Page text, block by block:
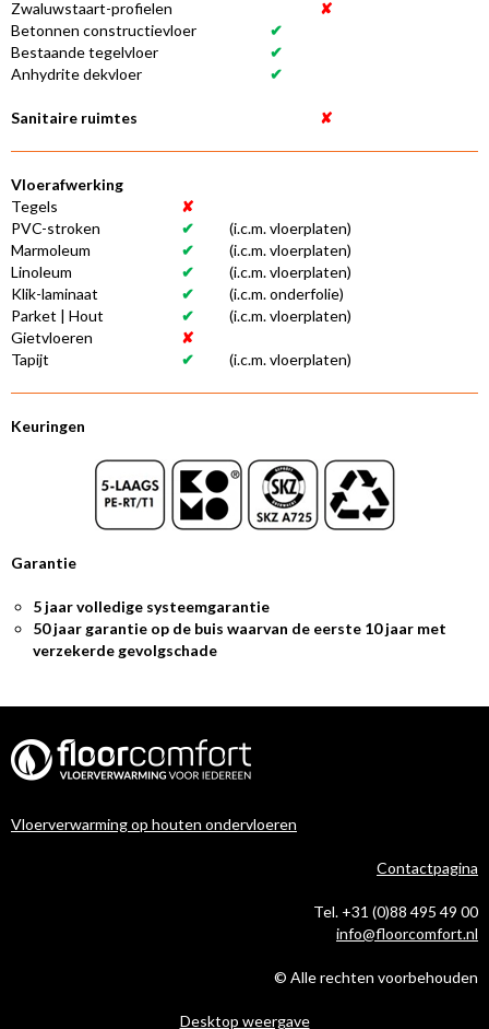
Zwaluwstaart-profielen
Betonnen constructievloer
Bestaande tegelvloer
Anhydrite dekvloer
✔
✔
✔
✘
Sanitaire ruimtes ✘
Vloerafwerking
Tegels
PVC-stroken
Marmoleum
Linoleum
Klik-laminaat
Parket | Hout
Gietvloeren
Tapijt
✘
✔
✔
✔
✔
✔
✘
✔
(i.c.m. vloerplaten)
(i.c.m. vloerplaten)
(i.c.m. vloerplaten)
(i.c.m. onderfolie)
(i.c.m. vloerplaten)
(i.c.m. vloerplaten)
Keuringen
Garantie
5 jaar volledige systeemgarantie
50 jaar garantie op de buis waarvan de eerste 10 jaar met
verzekerde gevolgschade
Vloerverwarming op houten ondervloeren
Contactpagina
Tel. +31 (0)88 495 49 00
info@floorcomfort.nl
© Alle rechten voorbehouden
Desktop weergave